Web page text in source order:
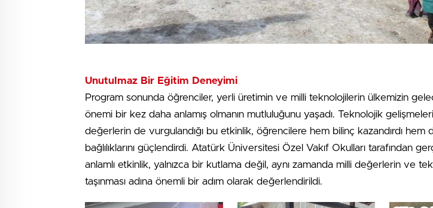
Unutulmaz Bir Eğitim Deneyimi
Program sonunda öğrenciler, yerli üretimin ve milli teknolojilerin ülkemizin
önemi bir kez daha anlamış olmanın mutluluğunu yaşadı. Teknolojik
değerlerin de vurgulandığı bu etkinlik, öğrencilere hem bilinç kazandırdı hem
bağlılıklarını güçlendirdi. Atatürk Üniversitesi Özel Vakıf Okulları tarafından
anlamlı etkinlik, yalnızca bir kutlama değil, aynı zamanda milli değerlerin ve
taşınması adına önemli bir adım olarak değerlendirildi.